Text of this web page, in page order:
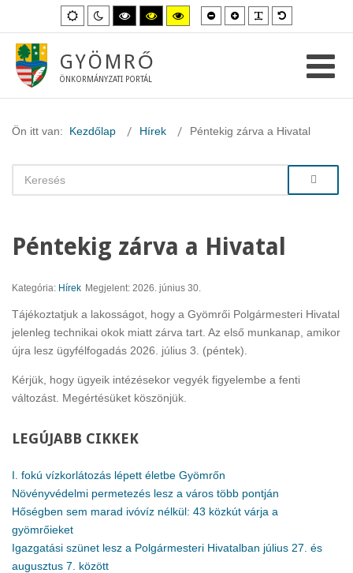
Alapértelmezett
mód
Éjszakai
mód
Magas
kontraszt
fekete-
mód.
Magas
kontraszt
fekete-
Magas
kontraszt
sárga-
Kisebb
betűméret
Nagyobb
betűméret
GYÖMRŐ
ÖNKORMÁNYZATI PORTÁL
Ön itt van: Kezdőlap Hírek Péntekig zárva a Hivatal
Péntekig zárva a Hivatal
Kategória: Hírek Megjelent: 2026. június 30.
Tájékoztatjuk a lakosságot, hogy a Gyömrői Polgármesteri Hivatal
jelenleg technikai okok miatt zárva tart. Az első munkanap, amikor
újra lesz ügyfélfogadás 2026. július 3. (péntek).
Kérjük, hogy ügyeik intézésekor vegyék figyelembe a fenti
változást. Megértésüket köszönjük.
LEGÚJABB CIKKEK
I. fokú vízkorlátozás lépett életbe Gyömrőn
Növényvédelmi permetezés lesz a város több pontján
Hőségben sem marad ivóvíz nélkül: 43 közkút várja a
gyömrőieket
Igazgatási szünet lesz a Polgármesteri Hivatalban július 27. és
augusztus 7. között